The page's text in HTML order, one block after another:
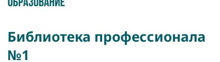
Библиотека профессионала
№1